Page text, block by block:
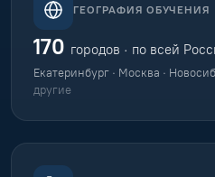
ГЕОГРАФИЯ ОБУЧЕНИЯ
170 городов · по всей
Екатеринбург · Москва ·
другие